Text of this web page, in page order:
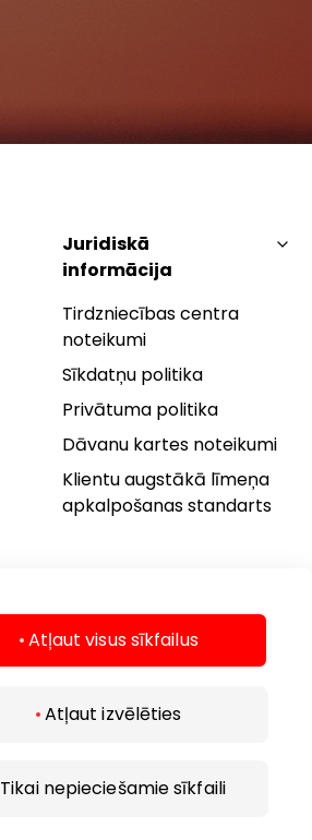
Atļaut visus sīkfailus
Atļaut izvēlēties
Tikai nepieciešamie sīkfaili
Juridiskā
informācija
Tirdzniecības centra
noteikumi
Sīkdatņu politika
Privātuma politika
Dāvanu kartes noteikumi
Klientu augstākā līmeņa
apkalpošanas standarts